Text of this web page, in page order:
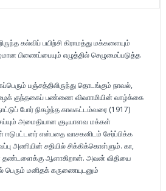
கல்விப் பயிற்சி கிராமத்து மக்களையும்
பிணைப்பையும் எழுத்தில் செழுமைப்படுத்த
பஞ்சத்திலிருந்து தொடங்கும் நாவல்,
குந்தகைப் பண்ணை விவாாமியின் வாழ்க்கை
போர் நிகழ்ந்த காலகட்டம்வரை (1917)
அமைதியான குடியாளவ மக்கள்
ஈடுபட்டனர் என்பதை வாசகனிடம் சேர்ப்பிக்க
அணியின் சதியில் சிக்கிக்கொள்ளும். கா,
ஆளாகிறான். அவன் விதியை
மனிதக் கருணையுடனும்